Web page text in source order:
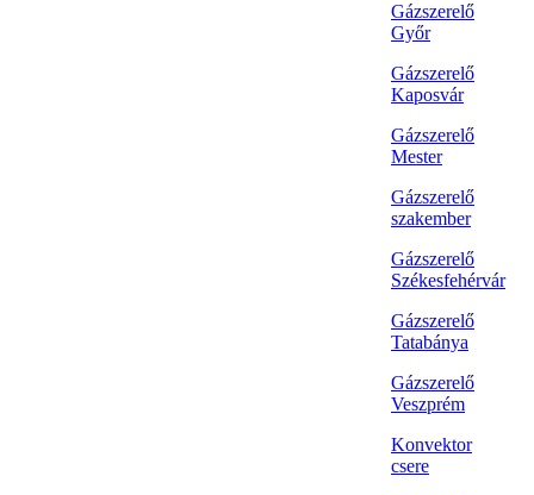
Gázszerelő
Győr
Gázszerelő
Kaposvár
Gázszerelő
Mester
Gázszerelő
szakember
Gázszerelő
Székesfehérvár
Gázszerelő
Tatabánya
Gázszerelő
Veszprém
Konvektor
csere